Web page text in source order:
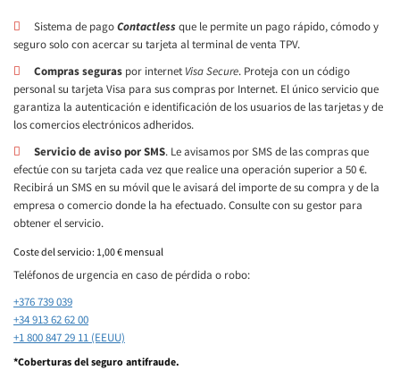
Sistema de pagoContactlessque le permite un pago rápido, cómodo y
seguro solo con acercar su tarjeta al terminal de venta TPV.
Compras seguras por internet Visa Secure. Proteja con un código
personal su tarjeta Visa para sus compras por Internet. El único servicio que
garantiza la autenticación e identificación de los usuarios de las tarjetas y de
los comercios electrónicos adheridos.
Servicio de aviso por SMS. Le avisamos por SMS de las compras que
efectúe con su tarjeta cada vez que realice una operación superior a 50 €.
Recibirá un SMS en su móvil que le avisará del importe de su compra y de la
empresa o comercio donde la ha efectuado. Consulte con su gestor para
obtener el servicio.
Coste del servicio: 1,00 € mensual
Teléfonos de urgencia en caso de pérdida o robo:
+376 739 039
+34 913 62 62 00
+1 800 847 29 11 (EEUU)
*Coberturas del seguro antifraude.